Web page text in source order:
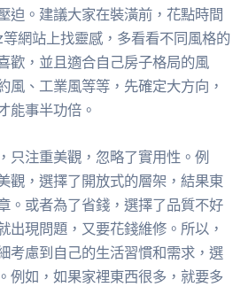
迫。建議大家在裝潢前，花點時間
網站上找靈感，多看看不同風格的
歡，並且適合自己房子格局的風
風、工業風等等，先確定大方向，
能事半功倍。
只注重美觀，忽略了實用性。例
觀，選擇了開放式的層架，結果東
。或者為了省錢，選擇了品質不好
出現問題，又要花錢維修。所以，
考慮到自己的生活習慣和需求，選
例如，如果家裡東西很多，就要多